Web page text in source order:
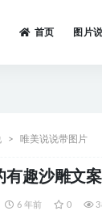
首页 图片
唯美说说带图片
有趣沙雕文
6 年前 0